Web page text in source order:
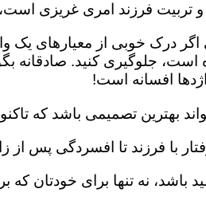
تربیت فرزند امری غریزی
درک خوبی از معیارهای یک
است، جلوگیری کنید. صادقانه
افسانه است!
بهترین تصمیمی باشد که
با فرزند تا افسردگی پس
باشد، نه تنها برای خودتان که